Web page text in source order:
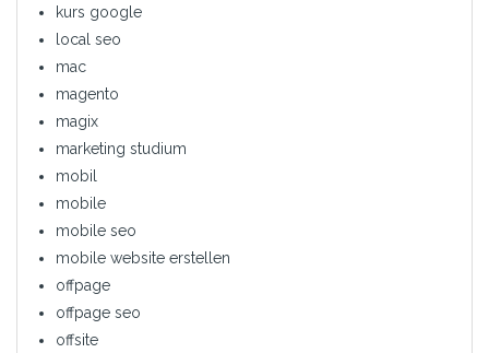
kurs google
local seo
mac
magento
magix
marketing studium
mobil
mobile
mobile seo
mobile website erstellen
offpage
offpage seo
offsite